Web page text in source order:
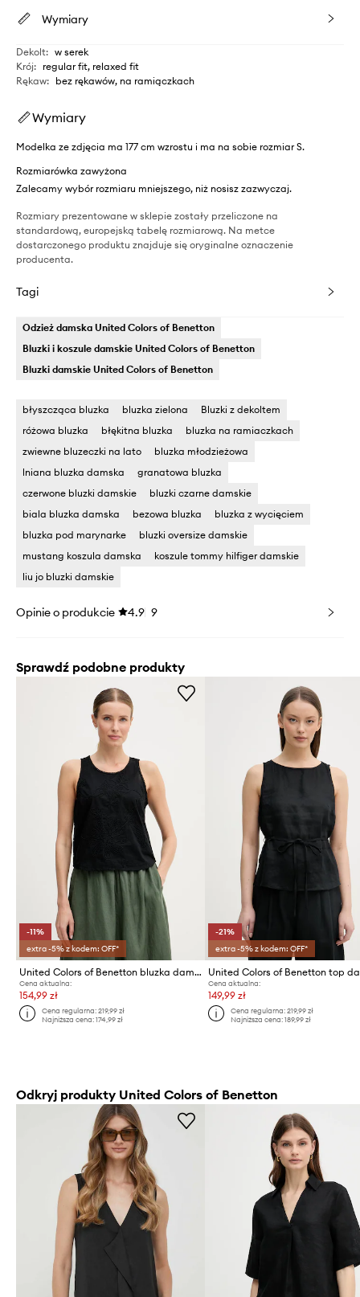
Wymiary
Dekolt: w serek
Krój: regular fit, relaxed fit
Rękaw: bez rękawów, na ramiączkach
Wymiary
Modelka ze zdjęcia ma 177 cm wzrostu i ma na sobie rozmiar S.
Rozmiarówka zawyżona
Zalecamy wybór rozmiaru mniejszego, niż nosisz zazwyczaj.
Rozmiary prezentowane w sklepie zostały przeliczone na
standardową, europejską tabelę rozmiarową. Na metce
dostarczonego produktu znajduje się oryginalne oznaczenie
producenta.
Tagi
Odzież damska United Colors of Benetton
Bluzki i koszule damskie United Colors of Benetton
Bluzki damskie United Colors of Benetton
błyszcząca bluzka bluzka zielona
Bluzki z dekoltem
różowa bluzka
błękitna bluzka
bluzka na ramiaczkach
zwiewne bluzeczki na lato
bluzka młodzieżowa
lniana bluzka damska
granatowa bluzka
czerwone bluzki damskie
bluzki czarne damskie
biala bluzka damska
bezowa bluzka
bluzka z wycięciem
bluzka pod marynarke
bluzki oversize damskie
mustang koszula damska
koszule tommy hilfiger damskie
liu jo bluzki damskie
Opinie o produkcie 4.9 9
Sprawdź podobne produkty
-11%
extra -5% z kodem: OFF*
United Colors of Benetton bluzka damska bawełniana
Cena aktualna:
154,99 zł
Cena regularna:219,99 zł
Najniższa cena:174,99 zł
-21%
extra -5% z kodem: OFF*
Cena aktualna:
149,99 zł
Cena regularna: 219,99 zł
Najniższa cena: 189,99 zł
Odkryj produkty United Colors of Benetton